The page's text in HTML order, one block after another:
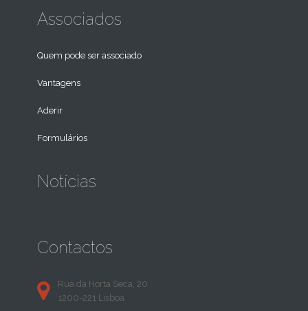
Associados
Quem pode ser associado
Vantagens
Aderir
Formulários
Notícias
Contactos
Rua da Horta Seca, 20
1200-221 Lisboa